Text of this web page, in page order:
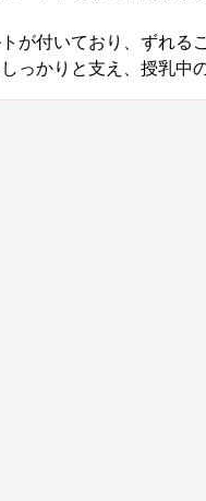
が付いており、ずれる
っかりと支え、授乳中